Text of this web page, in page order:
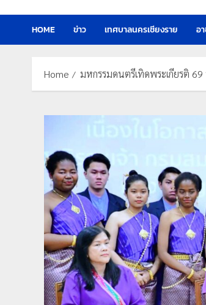
HOME ข่าว เทศบาลนครเชียงราย อ
Home มหกรรมดนตรีเทิดพระเกียรติ